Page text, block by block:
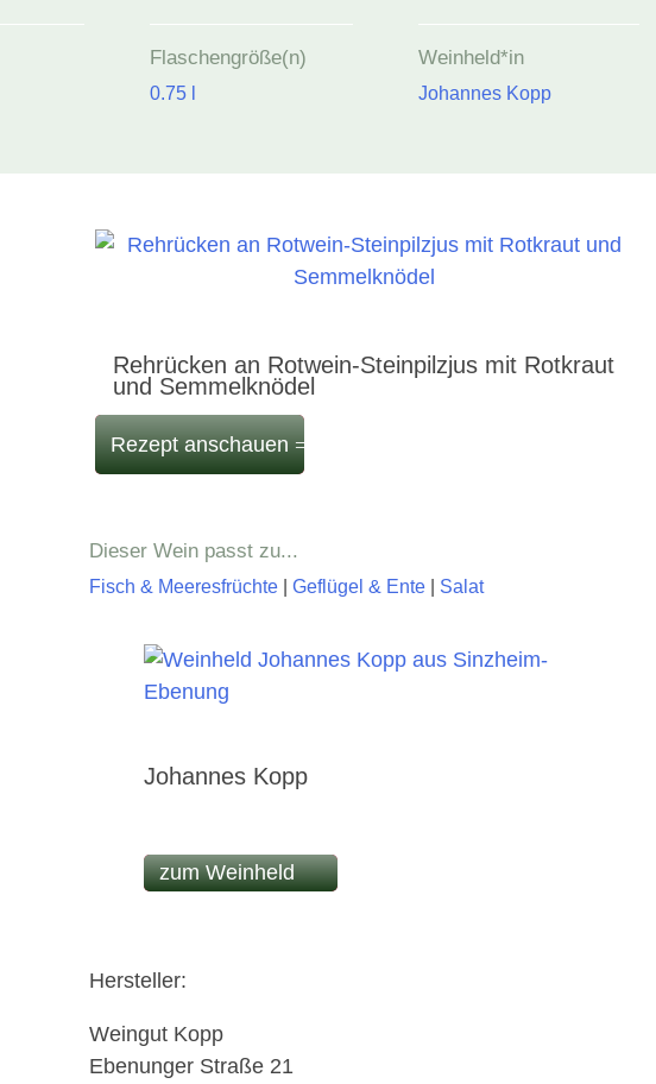
Flaschengröße(n)
0.75 l
Weinheld*in
Johannes Kopp
Rehrücken an Rotwein-Steinpilzjus mit Rotkraut
und Semmelknödel
Rezept anschauen
Dieser Wein passt zu...
Fisch & Meeresfrüchte| Geflügel & Ente| Salat
Johannes Kopp
zum Weinheld
Hersteller:
Weingut Kopp
Ebenunger Straße 21